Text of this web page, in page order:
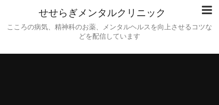
せせらぎメンタルクリニック
こころの病気、精神科のお薬、メンタルヘルスを向上させるコツな
どを配信しています